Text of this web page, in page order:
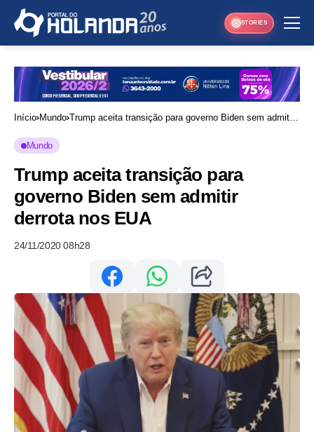
STORIES
Início Mundo Trump aceita transição para governo Biden sem admitir
Mundo
Trump aceita transição para
governo Biden sem admitir
derrota nos EUA
24/11/2020 08h28